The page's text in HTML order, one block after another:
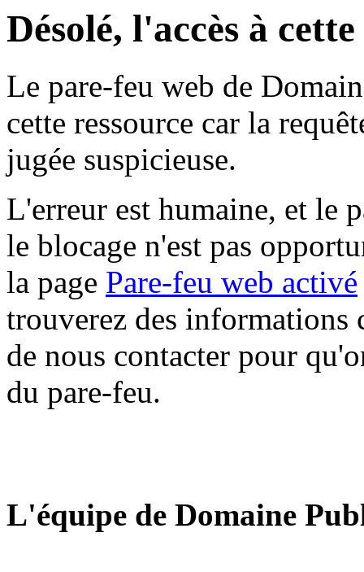
Désolé, l'accès à
Le pare-feu web de
cette ressource car la
jugée suspicieuse.
L'erreur est humaine, et le
le blocage n'est pas
la page Pare-feu web activé
trouverez des informations
de nous contacter pour
du pare-feu.
L'équipe de Domaine